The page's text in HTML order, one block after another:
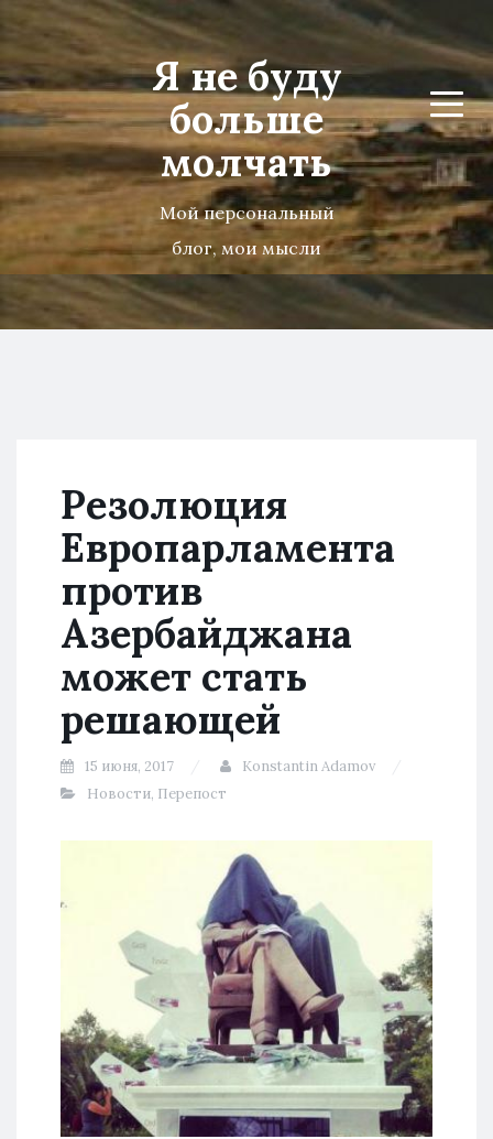
Я не буду
больше
молчать
Мой персональный
блог, мои мысли
Menu
Резолюция
Европарламента
против
Азербайджана
может стать
решающей
15 июня, 2017
Konstantin Adamov
Новости, Перепост